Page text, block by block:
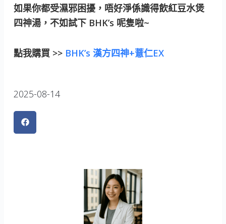
如果你都受濕邪困擾，唔好淨係識得飲紅豆水煲
四神湯，不如試下 BHK’s 呢隻啦~
點我購買 >> BHK’s 漢方四神+薏仁EX
2025-08-14